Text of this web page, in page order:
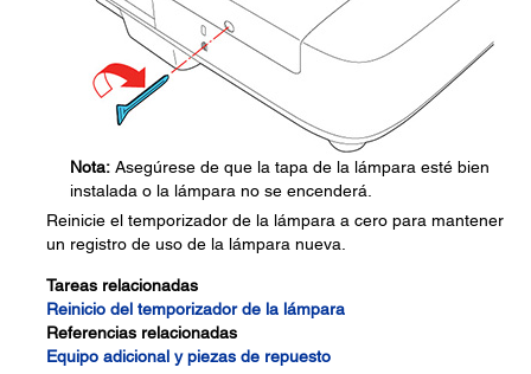
Nota: Asegúrese de que la tapa de la lámpara esté bien
instalada o la lámpara no se encenderá.
Reinicie el temporizador de la lámpara a cero para mantener
un registro de uso de la lámpara nueva.
Tareas relacionadas
Reinicio del temporizador de la lámpara
Referencias relacionadas
Equipo adicional y piezas de repuesto